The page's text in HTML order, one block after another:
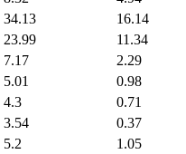
34.13 16.14
23.99 11.34
7.17 2.29
5.01 0.98
4.3 0.71
3.54 0.37
5.2 1.05